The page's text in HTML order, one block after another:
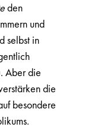
den
und
selbst in
Aber die
die
besondere